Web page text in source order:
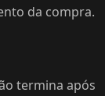
da compra.
termina após